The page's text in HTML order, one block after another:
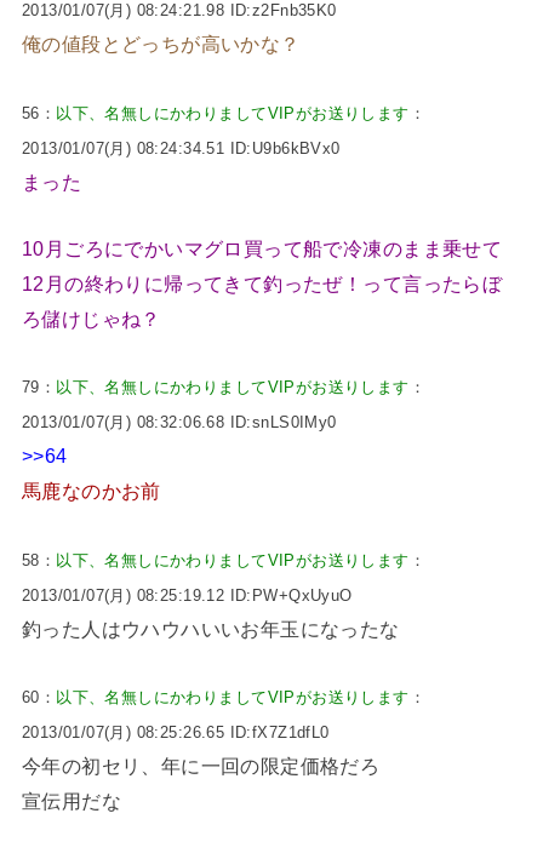
2013/01/07(月) 08:24:21.98 ID:z2Fnb35K0
俺の値段とどっちが高いかな？
56： 以下、名無しにかわりましてVIPがお送りします ：
2013/01/07(月) 08:24:34.51 ID:U9b6kBVx0
まった
10月ごろにでかいマグロ買って船で冷凍のまま乗せて
12月の終わりに帰ってきて釣ったぜ！って言ったらぼ
ろ儲けじゃね？
79： 以下、名無しにかわりましてVIPがお送りします ：
2013/01/07(月) 08:32:06.68 ID:snLS0IMy0
>>64
馬鹿なのかお前
58： 以下、名無しにかわりましてVIPがお送りします ：
2013/01/07(月) 08:25:19.12 ID:PW+QxUyuO
釣った人はウハウハいいお年玉になったな
60： 以下、名無しにかわりましてVIPがお送りします ：
2013/01/07(月) 08:25:26.65 ID:fX7Z1dfL0
今年の初セリ、年に一回の限定価格だろ
宣伝用だな